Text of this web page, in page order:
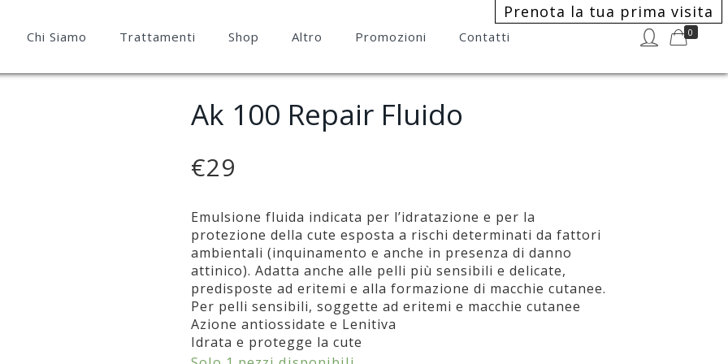
Chi Siamo Trattamenti Shop Altro Promozioni Contatti
Prenota la tua prima visita
0
Ak 100 Repair Fluido
€29
Emulsione fluida indicata per l’idratazione e per la
protezione della cute esposta a rischi determinati da fattori
ambientali (inquinamento e anche in presenza di danno
attinico). Adatta anche alle pelli più sensibili e delicate,
predisposte ad eritemi e alla formazione di macchie cutanee.
Per pelli sensibili, soggette ad eritemi e macchie cutanee
Azione antiossidate e Lenitiva
Idrata e protegge la cute